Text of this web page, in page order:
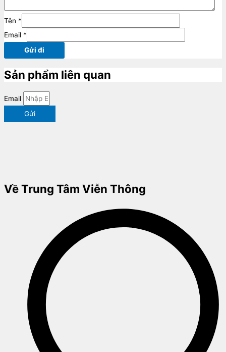
Tên *
Email *
Sản phẩm liên quan
Email
Gửi
Về Trung Tâm Viễn Thông